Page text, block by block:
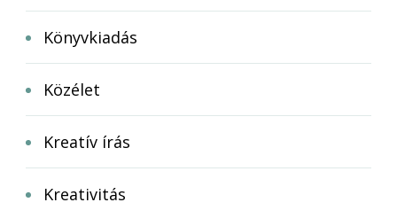
Könyvkiadás
Közélet
Kreatív írás
Kreativitás